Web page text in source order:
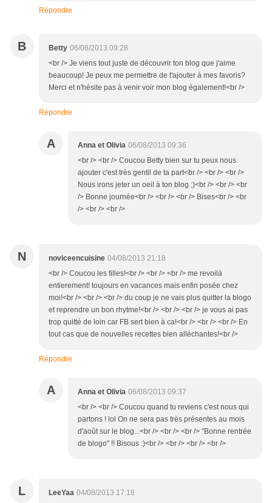
Répondre
B Betty 06/08/2013 09:28
<br /> Je viens tout juste de découvrir ton blog que j'aime
beaucoup! Je peux me permettre de t'ajouter à mes favoris?
Merci et n'hésite pas à venir voir mon blog également!<br />
Répondre
A Anna et Olivia 06/08/2013 09:36
<br /> <br /> Coucou Betty bien sur tu peux nous
ajouter c'est très gentil de ta part<br /> <br /> <br />
Nous irons jeter un oeil à ton blog ;)<br /> <br /> <br
/> Bonne journée<br /> <br /> <br /> Bises<br /> <br
/> <br /> <br />
N noviceencuisine 04/08/2013 21:18
<br /> Coucou les filles!<br /> <br /> <br /> me revoilà
entierement! toujours en vacances mais enfin posée chez
moi!<br /> <br /> <br /> du coup je ne vais plus quitter la blogo
et reprendre un bon rhytme!<br /> <br /> <br /> je vous ai pas
trop quitté de loin car FB sert bien à ca!<br /> <br /> <br /> En
tout cas que de nouvelles recettes bien alléchantes!<br />
Répondre
A Anna et Olivia 06/08/2013 09:37
<br /> <br /> Coucou quand tu reviens c'est nous qui
partons ! lol On ne sera pas très présentes au mois
d'août sur le blog...<br /> <br /> <br /> "Bonne rentrée
de blogo" !! Bisous :)<br /> <br /> <br /> <br />
L LeeYaa 04/08/2013 17:18